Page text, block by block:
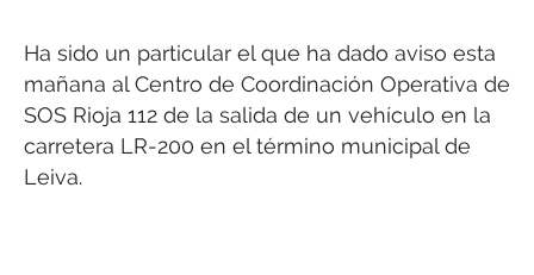
Ha sido un particular el que ha dado aviso esta
mañana al Centro de Coordinación Operativa de
SOS Rioja 112 de la salida de un vehículo en la
carretera LR-200 en el término municipal de
Leiva.